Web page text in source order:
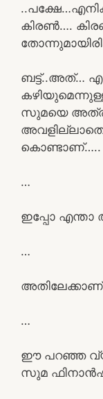
കിരൺ….
ബട്ട്‌..അത്…
സുമയെ
അവളില്ലാതെ
കൊണ്ടാണ്…..
…
ഇപ്പോ എന്താ
…
…
ഈ പറഞ്ഞ
സുമ